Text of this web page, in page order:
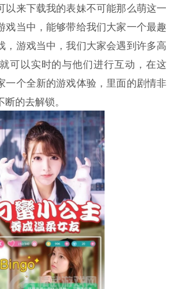
以来下载我的表妹不可能那么萌这一
戏当中，能够带给我们大家一个最趣
，游戏当中，我们大家会遇到许多高
可以实时的与他们进行互动，在这
一个全新的游戏体验，里面的剧情非
的去解锁。